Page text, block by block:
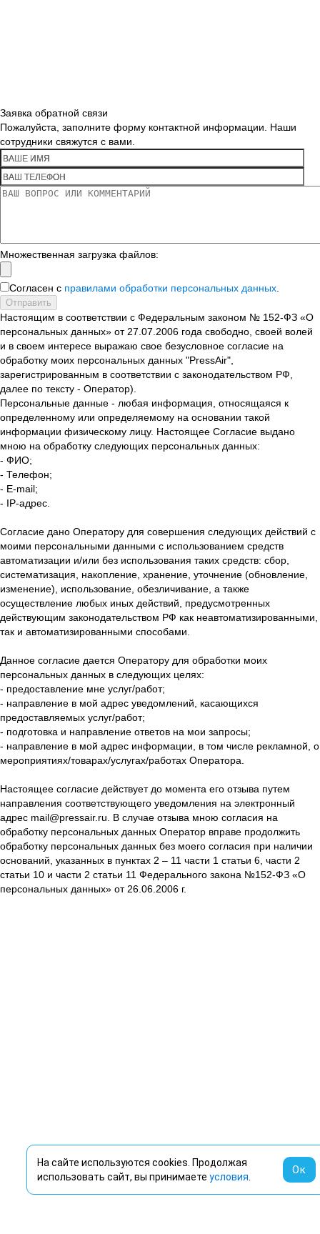
Заявка обратной связи
Пожалуйста, заполните форму контактной информации. Наши
сотрудники свяжутся с вами.
Множественная загрузка файлов:
Согласен с правилами обработки персональных данных
Отправить
Настоящим в соответствии с Федеральным законом № 152-ФЗ «О
персональных данных» от 27.07.2006 года свободно, своей волей
и в своем интересе выражаю свое безусловное согласие на
обработку моих персональных данных "PressAir",
зарегистрированным в соответствии с законодательством РФ,
далее по тексту - Оператор).
Персональные данные - любая информация, относящаяся к
определенному или определяемому на основании такой
информации физическому лицу. Настоящее Согласие выдано
мною на обработку следующих персональных данных:
- ФИО;
- Телефон;
- E-mail;
- IP-адрес.
Согласие дано Оператору для совершения следующих действий с
моими персональными данными с использованием средств
автоматизации и/или без использования таких средств: сбор,
систематизация, накопление, хранение, уточнение (обновление,
изменение), использование, обезличивание, а также
осуществление любых иных действий, предусмотренных
действующим законодательством РФ как неавтоматизированными,
так и автоматизированными способами.
Данное согласие дается Оператору для обработки моих
персональных данных в следующих целях:
- предоставление мне услуг/работ;
- направление в мой адрес уведомлений, касающихся
предоставляемых услуг/работ;
- подготовка и направление ответов на мои запросы;
- направление в мой адрес информации, в том числе рекламной, о
мероприятиях/товарах/услугах/работах Оператора.
Настоящее согласие действует до момента его отзыва путем
направления соответствующего уведомления на электронный
адрес mail@pressair.ru. В случае отзыва мною согласия на
обработку персональных данных Оператор вправе продолжить
обработку персональных данных без моего согласия при наличии
оснований, указанных в пунктах 2 – 11 части 1 статьи 6, части 2
статьи 10 и части 2 статьи 11 Федерального закона №152-ФЗ «О
персональных данных» от 26.06.2006 г.
На сайте используются cookies. Продолжая
использовать сайт, вы принимаете условия
Ок